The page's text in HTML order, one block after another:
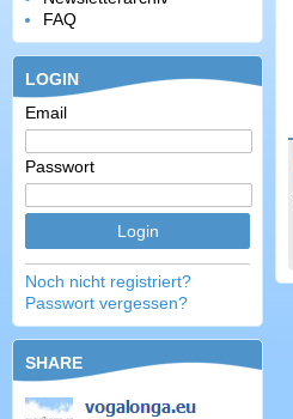
FAQ
LOGIN
Email
Passwort
Noch nicht registriert?
Passwort vergessen?
SHARE